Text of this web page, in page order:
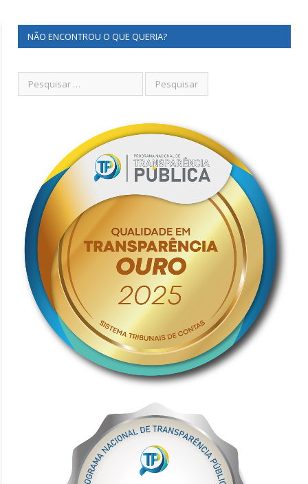
NÃO ENCONTROU O QUE QUERIA?